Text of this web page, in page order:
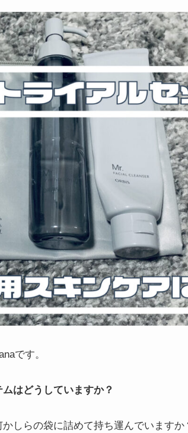
です。
はどうしていますか？
しらの袋に詰めて持ち運んでいますか